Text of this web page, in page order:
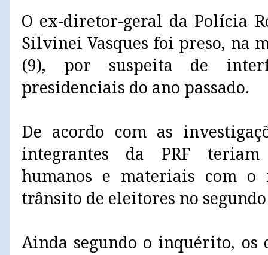
O ex-diretor-geral da Polícia
Silvinei Vasques foi preso, na
(9), por suspeita de
presidenciais do ano passado.
De acordo com as
integrantes da PRF teriam
humanos e materiais com
trânsito de eleitores no
Ainda segundo o inquérito, os